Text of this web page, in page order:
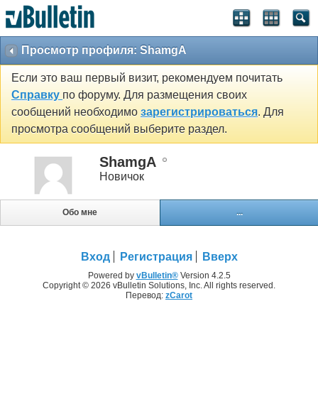
Просмотр профиля: ShamgA
Если это ваш первый визит, рекомендуем почитать
Справку по форуму. Для размещения своих
сообщений необходимо зарегистрироваться. Для
просмотра сообщений выберите раздел.
ShamgA
Новичок
Обо мне ...
Вход Регистрация Вверх
Powered by vBulletin®Version 4.2.5
Copyright © 2026 vBulletin Solutions, Inc. All rights reserved.
Перевод: zCarot